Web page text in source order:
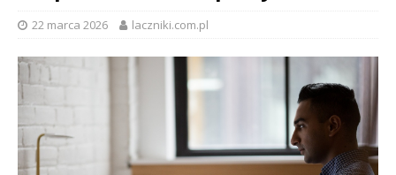
22 marca 2026 laczniki.com.pl